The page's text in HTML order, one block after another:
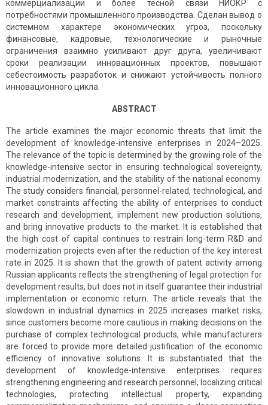
коммерциализации и более тесной связи НИОКР с
потребностями промышленного производства. Сделан вывод о
системном характере экономических угроз, поскольку
финансовые, кадровые, технологические и рыночные
ограничения взаимно усиливают друг друга, увеличивают
сроки реализации инновационных проектов, повышают
себестоимость разработок и снижают устойчивость полного
инновационного цикла.
ABSTRACT
The article examines the major economic threats that limit the
development of knowledge-intensive enterprises in 2024–2025.
The relevance of the topic is determined by the growing role of the
knowledge-intensive sector in ensuring technological sovereignty,
industrial modernization, and the stability of the national economy.
The study considers financial, personnel-related, technological, and
market constraints affecting the ability of enterprises to conduct
research and development, implement new production solutions,
and bring innovative products to the market. It is established that
the high cost of capital continues to restrain long-term R&D and
modernization projects even after the reduction of the key interest
rate in 2025. It is shown that the growth of patent activity among
Russian applicants reflects the strengthening of legal protection for
development results, but does not in itself guarantee their industrial
implementation or economic return. The article reveals that the
slowdown in industrial dynamics in 2025 increases market risks,
since customers become more cautious in making decisions on the
purchase of complex technological products, while manufacturers
are forced to provide more detailed justification of the economic
efficiency of innovative solutions. It is substantiated that the
development of knowledge-intensive enterprises requires
strengthening engineering and research personnel, localizing critical
technologies, protecting intellectual property, expanding